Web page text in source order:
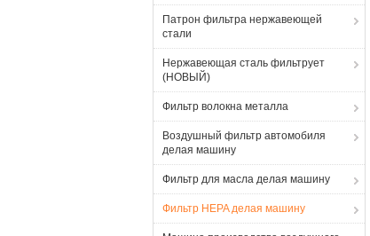
Патрон фильтра нержавеющей
стали
Нержавеющая сталь фильтрует
(НОВЫЙ)
Фильтр волокна металла
Воздушный фильтр автомобиля
делая машину
Фильтр для масла делая машину
Фильтр HEPA делая машину